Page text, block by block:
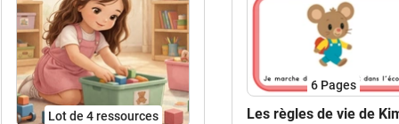
Lot de 4 ressources
6 Pages
Les règles de vie de